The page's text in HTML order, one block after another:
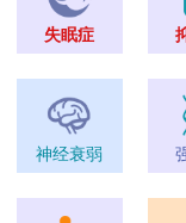
失眠症
神经衰弱